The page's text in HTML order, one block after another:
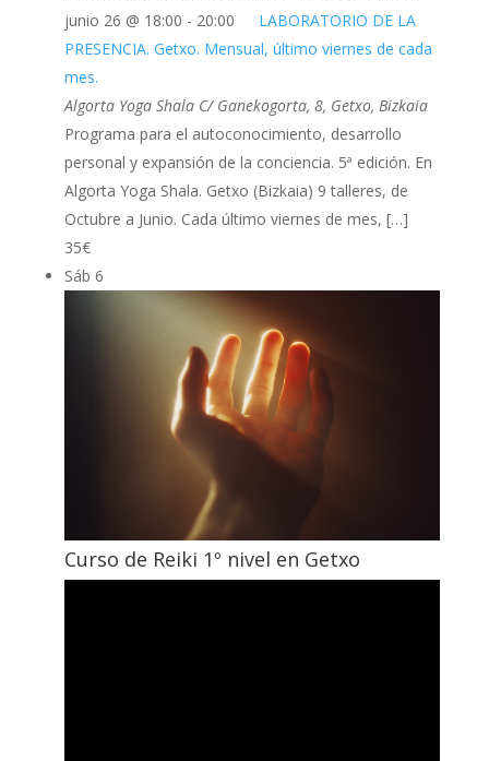
junio 26 @ 18:00 - 20:00
LABORATORIO DE LA
PRESENCIA. Getxo. Mensual, último viernes de cada
mes.
Algorta Yoga Shala C/ Ganekogorta, 8, Getxo, Bizkaia
Programa para el autoconocimiento, desarrollo
personal y expansión de la conciencia. 5ª edición. En
Algorta Yoga Shala. Getxo (Bizkaia) 9 talleres, de
Octubre a Junio. Cada último viernes de mes, […]
35€
Sáb 6
Curso de Reiki 1º nivel en Getxo